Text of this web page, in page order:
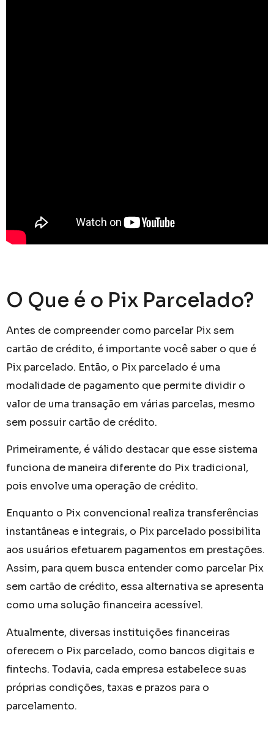
O Que é o Pix Parcelado?
Antes de compreender como parcelar Pix sem
cartão de crédito, é importante você saber o que é
Pix parcelado. Então, o Pix parcelado é uma
modalidade de pagamento que permite dividir o
valor de uma transação em várias parcelas, mesmo
sem possuir cartão de crédito.
Primeiramente, é válido destacar que esse sistema
funciona de maneira diferente do Pix tradicional,
pois envolve uma operação de crédito.
Enquanto o Pix convencional realiza transferências
instantâneas e integrais, o Pix parcelado possibilita
aos usuários efetuarem pagamentos em prestações.
Assim, para quem busca entender como parcelar Pix
sem cartão de crédito, essa alternativa se apresenta
como uma solução financeira acessível.
Atualmente, diversas instituições financeiras
oferecem o Pix parcelado, como bancos digitais e
fintechs. Todavia, cada empresa estabelece suas
próprias condições, taxas e prazos para o
parcelamento.